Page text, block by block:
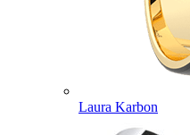
Laura Karbon